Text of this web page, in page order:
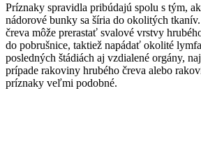
Príznaky spravidla pribúdajú spolu s tým,
nádorové bunky sa šíria do okolitých
čreva môže prerastať svalové vrstvy
do pobrušnice, taktiež napádať okolité
posledných štádiách aj vzdialené orgány,
prípade rakoviny hrubého čreva alebo
príznaky veľmi podobné.